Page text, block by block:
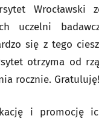
Wrocławski
uczelni
się z tego
otrzyma od
rocznie. Gratuluję!
i promocję